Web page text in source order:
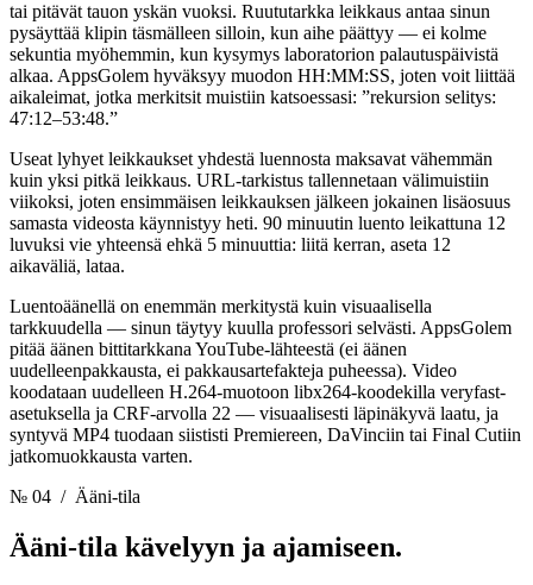
tai pitävät tauon yskän vuoksi. Ruututarkka leikkaus antaa sinun
pysäyttää klipin täsmälleen silloin, kun aihe päättyy — ei kolme
sekuntia myöhemmin, kun kysymys laboratorion palautuspäivistä
alkaa. AppsGolem hyväksyy muodon HH:MM:SS, joten voit liittää
aikaleimat, jotka merkitsit muistiin katsoessasi: ”rekursion selitys:
47:12–53:48.”
Useat lyhyet leikkaukset yhdestä luennosta maksavat vähemmän
kuin yksi pitkä leikkaus. URL-tarkistus tallennetaan välimuistiin
viikoksi, joten ensimmäisen leikkauksen jälkeen jokainen lisäosuus
samasta videosta käynnistyy heti. 90 minuutin luento leikattuna 12
luvuksi vie yhteensä ehkä 5 minuuttia: liitä kerran, aseta 12
aikaväliä, lataa.
Luentoäänellä on enemmän merkitystä kuin visuaalisella
tarkkuudella — sinun täytyy kuulla professori selvästi. AppsGolem
pitää äänen bittitarkkana YouTube-lähteestä (ei äänen
uudelleenpakkausta, ei pakkausartefakteja puheessa). Video
koodataan uudelleen H.264-muotoon libx264-koodekilla veryfast-
asetuksella ja CRF-arvolla 22 — visuaalisesti läpinäkyvä laatu, ja
syntyvä MP4 tuodaan siististi Premiereen, DaVinciin tai Final Cutiin
jatkomuokkausta varten.
№ 04 / Ääni-tila
Ääni-tila kävelyyn ja ajamiseen.